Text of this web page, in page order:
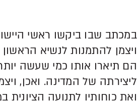
במכתב שבו ביקשו ראשי
ויצמן להתמנות לנשיא
הם תיארו אותו כמי שעשה
ליצירתה של המדינה. ואכן,
ואת כוחותיו לתנועה